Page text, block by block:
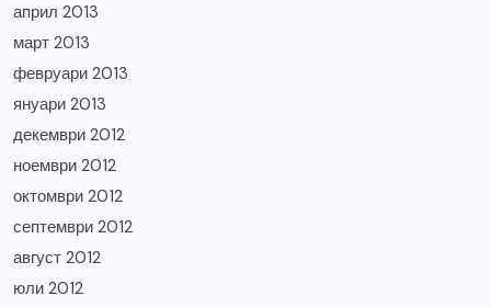
април 2013
март 2013
февруари 2013
януари 2013
декември 2012
ноември 2012
октомври 2012
септември 2012
август 2012
юли 2012